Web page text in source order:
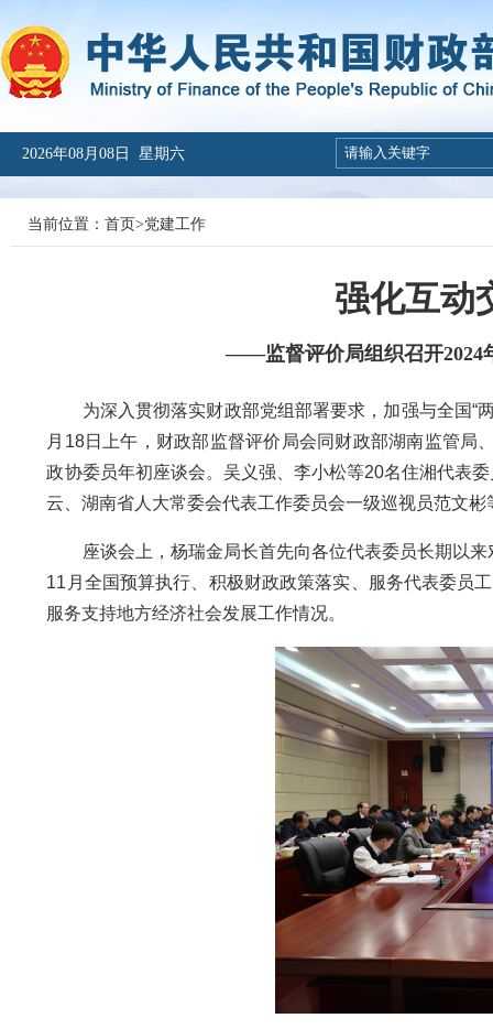
2026年08月08日 星期六
当前位置： 首页>党建工作
强化互动
——监督评价局组织召开2024
为深入贯彻落实财政部党组部署要求，加强与全国“两
月18日上午，财政部监督评价局会同财政部湖南监管局
政协委员年初座谈会。吴义强、李小松等20名住湘代表
云、湖南省人大常委会代表工作委员会一级巡视员范文
座谈会上，杨瑞金局长首先向各位代表委员长期以来
11月全国预算执行、积极财政政策落实、服务代表委员
服务支持地方经济社会发展工作情况。